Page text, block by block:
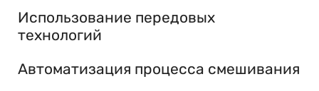
Использование передовых
технологий
Автоматизация процесса смешивания